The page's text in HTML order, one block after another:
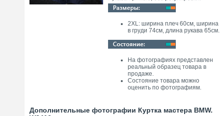
2XL: ширина плеч 60см, ширина
в груди 74см, длина рукава 65см.
На фотографиях представлен
реальный образец товара в
продаже.
Состояние товара можно
оценить по фотографиям.
Дополнительные фотографии Куртка мастера BMW.